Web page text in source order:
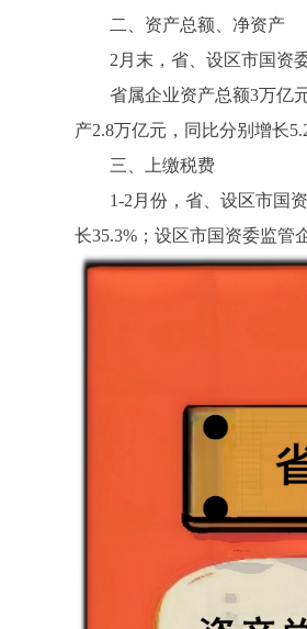
二、资产总额、净资产
2月末，省、设区市国资
省属企业资产总额3万亿
产2.8万亿元，同比分别增长
三、上缴税费
1-2月份，省、设区市国
长35.3%；设区市国资委监管